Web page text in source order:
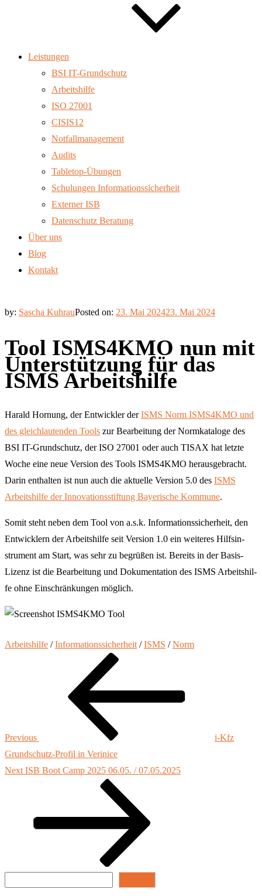
Leistungen
BSI IT-Grundschutz
Arbeitshilfe
ISO 27001
CISIS12
Notfallmanagement
Audits
Tabletop-Übungen
Schulungen Informationssicherheit
Externer ISB
Datenschutz Beratung
Über uns
Blog
Kontakt
by: Sascha KuhrauPosted on: 23. Mai 202423. Mai 2024
Tool ISMS4KMO nun mit
Unterstützung für das
ISMS Arbeitshilfe
Harald Hor­nung, der Ent­wick­ler derISMS Norm ISMS4KMO und
des gleich­lau­ten­den Tools zur Bear­bei­tung der Norm­ka­ta­lo­ge des
BSI IT-Grund­schutz, der ISO 27001 oder auch TISAX hat letz­te
Woche eine neue Ver­si­on des Tools ISMS4KMO her­aus­ge­bracht.
Dar­in ent­hal­ten ist nun auch die aktu­el­le Ver­si­on 5.0 des ISMS
Arbeits­hil­fe der Inno­va­ti­ons­stif­tung Baye­ri­sche Kom­mu­ne.
Somit steht neben dem Tool von a.s.k. Infor­ma­ti­ons­si­cher­heit, den
Ent­wick­lern der Arbeits­hil­fe seit Ver­si­on 1.0 ein wei­te­res Hilfs­in­
stru­ment am Start, was sehr zu begrü­ßen ist. Bereits in der Basis-
Lizenz ist die Bear­bei­tung und Doku­men­ta­ti­on des ISMS Arbeits­hil­
fe ohne Ein­schrän­kun­gen mög­lich.
Arbeitshilfe /Informationssicherheit /ISMS /Norm
Beitragsnavigation
Previous
i‑Kfz
Grundschutz-Profil in Verinice
Next
Next ISB Boot Camp 2025 06.05. / 07.05.2025